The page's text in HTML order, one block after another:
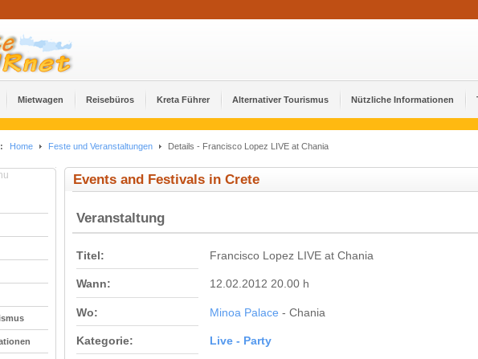
Mietwagen Reisebüros Kreta Führer Alternativer Tourismus Nützliche Informationen
Home Feste und Veranstaltungen Details - Francisco Lopez LIVE at Chania
Events and Festivals in Crete
Veranstaltung
Titel: Francisco Lopez LIVE at Chania
Wann: 12.02.2012 20.00 h
Wo: Minoa Palace - Chania
Kategorie: Live - Party